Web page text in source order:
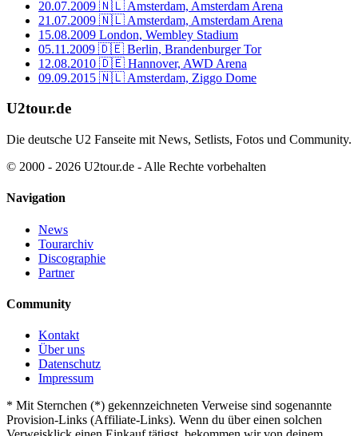
20.07.2009 🇳🇱 Amsterdam, Amsterdam Arena
21.07.2009 🇳🇱 Amsterdam, Amsterdam Arena
15.08.2009 London, Wembley Stadium
05.11.2009 🇩🇪 Berlin, Brandenburger Tor
12.08.2010 🇩🇪 Hannover, AWD Arena
09.09.2015 🇳🇱 Amsterdam, Ziggo Dome
U2tour.de
Die deutsche U2 Fanseite mit News, Setlists, Fotos und Community.
© 2000 - 2026 U2tour.de - Alle Rechte vorbehalten
Navigation
News
Tourarchiv
Discographie
Partner
Community
Kontakt
Über uns
Datenschutz
Impressum
* Mit Sternchen (*) gekennzeichneten Verweise sind sogenannte
Provision-Links (Affiliate-Links). Wenn du über einen solchen